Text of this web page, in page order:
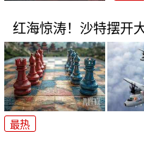
红海惊涛！沙特摆开
最热